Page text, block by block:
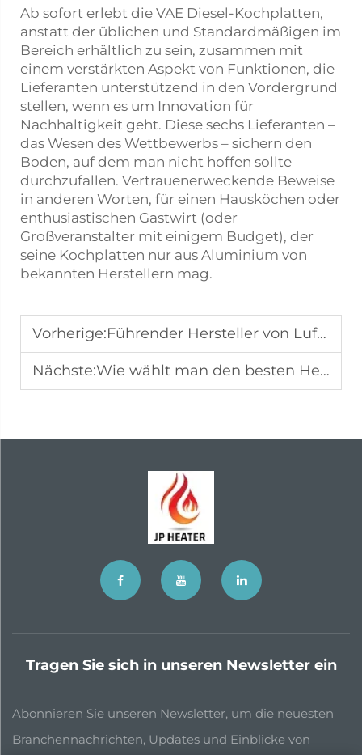
Ab sofort erlebt die VAE Diesel-Kochplatten,
anstatt der üblichen und Standardmäßigen im
Bereich erhältlich zu sein, zusammen mit
einem verstärkten Aspekt von Funktionen, die
Lieferanten unterstützend in den Vordergrund
stellen, wenn es um Innovation für
Nachhaltigkeit geht. Diese sechs Lieferanten –
das Wesen des Wettbewerbs – sichern den
Boden, auf dem man nicht hoffen sollte
durchzufallen. Vertrauenerweckende Beweise
in anderen Worten, für einen Hausköchen oder
enthusiastischen Gastwirt (oder
Großveranstalter mit einigem Budget), der
seine Kochplatten nur aus Aluminium von
bekannten Herstellern mag.
Vorherige:Führender Hersteller von Luft- und Wasser-Kombiheizern in Brasilien
Nächste:Wie wählt man den besten Hersteller von Warmwasserboilern in Polen aus?
Tragen Sie sich in unseren Newsletter ein
Abonnieren Sie unseren Newsletter, um die neuesten
Branchennachrichten, Updates und Einblicke von